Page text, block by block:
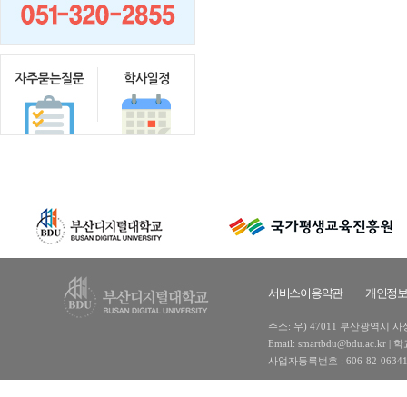
서비스이용약관 개인정
주소: 우) 47011 부산광역시 사
Email: smartbdu@bdu.ac.kr |
사업자등록번호 : 606-82-